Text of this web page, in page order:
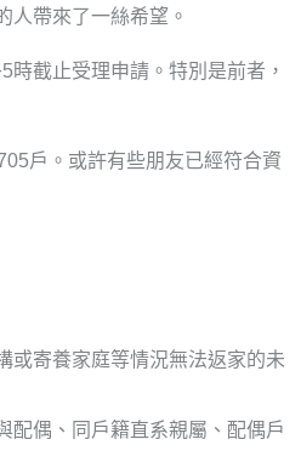
人帶來了一絲希望。
截止受理申請。特別是前者，
戶。或許有些朋友已經符合資
或寄養家庭等情況無法返家的未
配偶、同戶籍直系親屬、配偶戶